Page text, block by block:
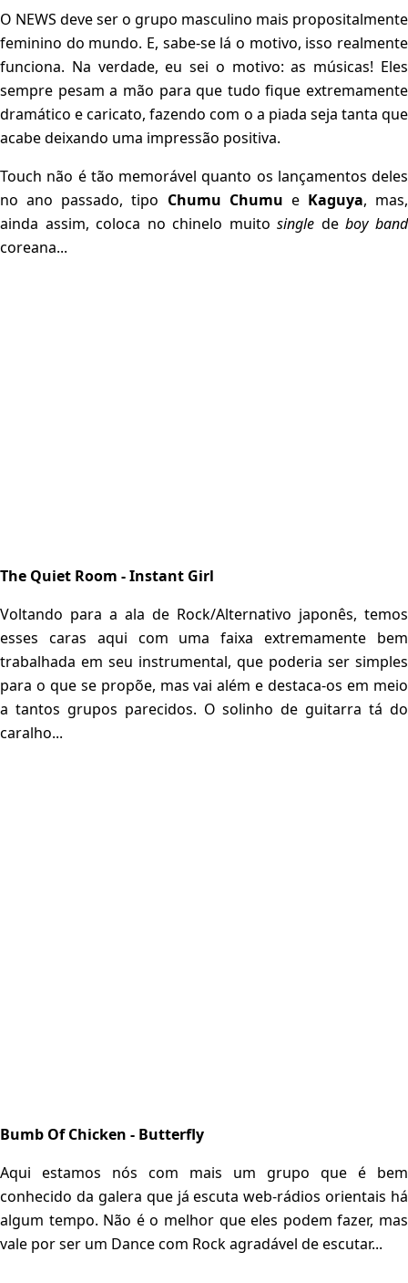
O NEWS deve ser o grupo masculino mais propositalmente
feminino do mundo. E, sabe-se lá o motivo, isso realmente
funciona. Na verdade, eu sei o motivo: as músicas! Eles
sempre pesam a mão para que tudo fique extremamente
dramático e caricato, fazendo com o a piada seja tanta que
acabe deixando uma impressão positiva.
Touch não é tão memorável quanto os lançamentos deles
no ano passado, tipo Chumu Chumu e Kaguya, mas,
ainda assim, coloca no chinelo muitosingle deboy band
coreana...
The Quiet Room - Instant Girl
Voltando para a ala de Rock/Alternativo japonês, temos
esses caras aqui com uma faixa extremamente bem
trabalhada em seu instrumental, que poderia ser simples
para o que se propõe, mas vai além e destaca-os em meio
a tantos grupos parecidos. O solinho de guitarra tá do
caralho...
Bumb Of Chicken - Butterfly
Aqui estamos nós com mais um grupo que é bem
conhecido da galera que já escuta web-rádios orientais há
algum tempo. Não é o melhor que eles podem fazer, mas
vale por ser um Dance com Rock agradável de escutar...